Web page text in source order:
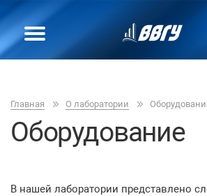
Главная О лаборатории
Оборудование
В нашей лаборатории представлено